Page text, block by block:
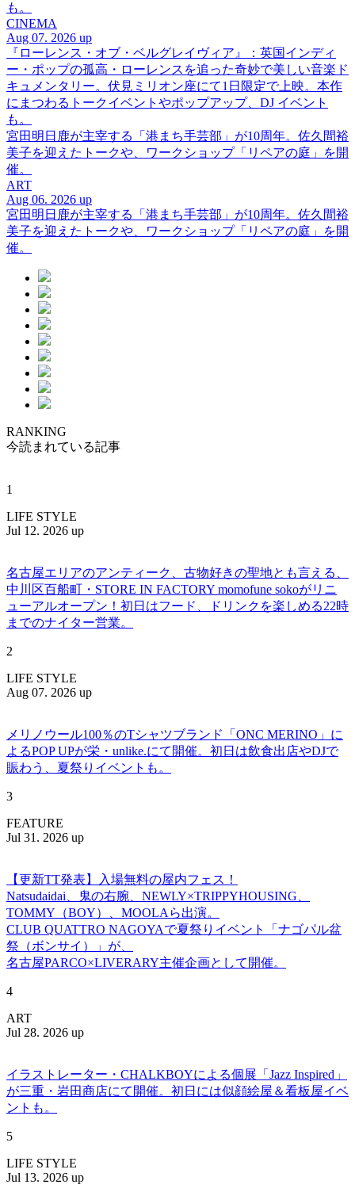
も。
CINEMA
Aug 07. 2026 up
『ローレンス・オブ・ベルグレイヴィア』：英国インディ
ー・ポップの孤高・ローレンスを追った奇妙で美しい音楽ド
キュメンタリー。伏見ミリオン座にて1日限定で上映。本作
にまつわるトークイベントやポップアップ、DJ イベント
も。
宮田明日鹿が主宰する「港まち手芸部」が10周年。佐久間裕
美子を迎えたトークや、ワークショップ「リペアの庭」を開
催。
ART
Aug 06. 2026 up
宮田明日鹿が主宰する「港まち手芸部」が10周年。佐久間裕
美子を迎えたトークや、ワークショップ「リペアの庭」を開
催。
RANKING
今読まれている記事
1
LIFE STYLE
Jul 12. 2026 up
名古屋エリアのアンティーク、古物好きの聖地とも言える、
中川区百船町・STORE IN FACTORY momofune sokoがリニ
ューアルオープン！初日はフード、ドリンクを楽しめる22時
までのナイター営業。
2
LIFE STYLE
Aug 07. 2026 up
メリノウール100％のTシャツブランド「ONC MERINO」に
よるPOP UPが栄・unlike.にて開催。初日は飲食出店やDJで
賑わう、夏祭りイベントも。
3
FEATURE
Jul 31. 2026 up
【更新TT発表】入場無料の屋内フェス！
Natsudaidai、鬼の右腕、NEWLY×TRIPPYHOUSING、
TOMMY（BOY）、MOOLAら出演。
CLUB QUATTRO NAGOYAで夏祭りイベント「ナゴパル盆
祭（ボンサイ）」が、
名古屋PARCO×LIVERARY主催企画として開催。
4
ART
Jul 28. 2026 up
イラストレーター・CHALKBOYによる個展「Jazz Inspired」
が三重・岩田商店にて開催。初日には似顔絵屋＆看板屋イベ
ントも。
5
LIFE STYLE
Jul 13. 2026 up